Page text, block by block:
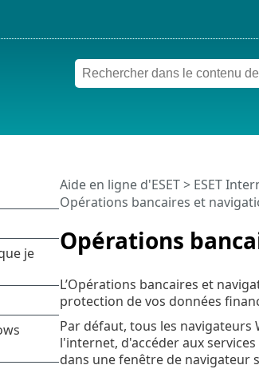
Opérations
Aide en ligne d'ESET> ESET
Opérations bancaires et
L’Opérations bancaires et
protection de vos données
Par défaut, tous les navigateurs
l'internet, d'accéder aux
dans une fenêtre de navigateur